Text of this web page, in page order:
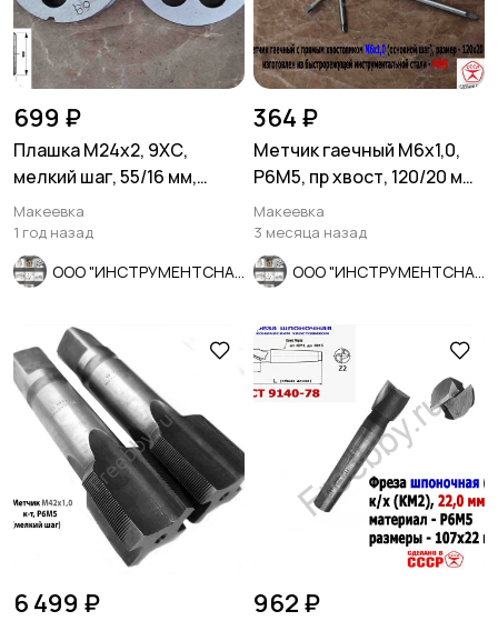
699 ₽
Плашка М24х2, 9ХС,
мелкий шаг, 55/16 мм,
ГОСТ 7740-71, сделано в
СССР
Макеевка
1 год назад
364 ₽
Метчик гаечный М6х1,0,
Р6М5, пр хвост, 120/20 мм,
осн шаг, 2640-0053,
СССР.
Макеевка
3 месяца назад
6 499 ₽ 962 ₽